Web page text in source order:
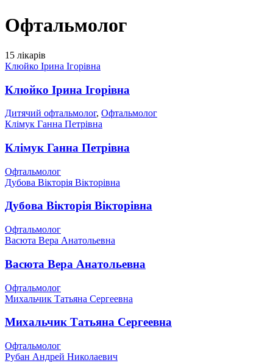
Офтальмолог
15 лікарів
Клюйко Ірина Ігорівна
Клюйко Ірина Ігорівна
Дитячий офтальмолог, Офтальмолог
Клімук Ганна Петрівна
Клімук Ганна Петрівна
Офтальмолог
Дубова Вікторія Вікторівна
Дубова Вікторія Вікторівна
Офтальмолог
Васюта Вера Анатольевна
Васюта Вера Анатольевна
Офтальмолог
Михальчик Татьяна Сергеевна
Михальчик Татьяна Сергеевна
Офтальмолог
Рубан Андрей Николаевич